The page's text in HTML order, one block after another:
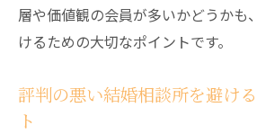
層や価値観の会員が多いかどうかも
けるための大切なポイントです。
評判の悪い結婚相談所を避け
ト